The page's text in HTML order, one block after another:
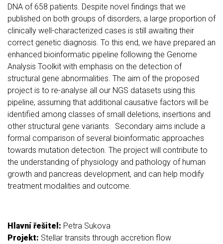
DNA of 658 patients. Despite novel findings that we
published on both groups of disorders, a large proportion of
clinically well-characterized cases is still awaiting their
correct genetic diagnosis. To this end, we have prepared an
enhanced bioinformatic pipeline following the Genome
Analysis Toolkit with emphasis on the detection of
structural gene abnormalities. The aim of the proposed
project is to re-analyse all our NGS datasets using this
pipeline, assuming that additional causative factors will be
identified among classes of small deletions, insertions and
other structural gene variants. Secondary aims include a
formal comparison of several bioinformatic approaches
towards mutation detection. The project will contribute to
the understanding of physiology and pathology of human
growth and pancreas development, and can help modify
treatment modalities and outcome.
Hlavní řešitel: Petra Sukova
Projekt: Stellar transits through accretion flow